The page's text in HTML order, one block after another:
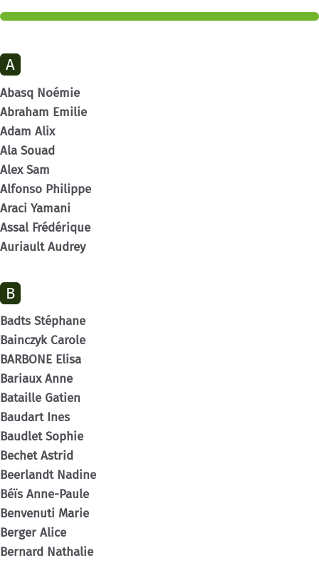
A
Abasq Noémie
Abraham Emilie
Adam Alix
Ala Souad
Alex Sam
Alfonso Philippe
Araci Yamani
Assal Frédérique
Auriault Audrey
B
Badts Stéphane
Bainczyk Carole
BARBONE Elisa
Bariaux Anne
Bataille Gatien
Baudart Ines
Baudlet Sophie
Bechet Astrid
Beerlandt Nadine
Béïs Anne-Paule
Benvenuti Marie
Berger Alice
Bernard Nathalie